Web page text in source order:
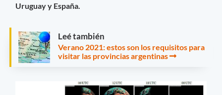
Uruguay y España.
Leé también
Verano 2021: estos son los requisitos para
visitar las provincias argentinas